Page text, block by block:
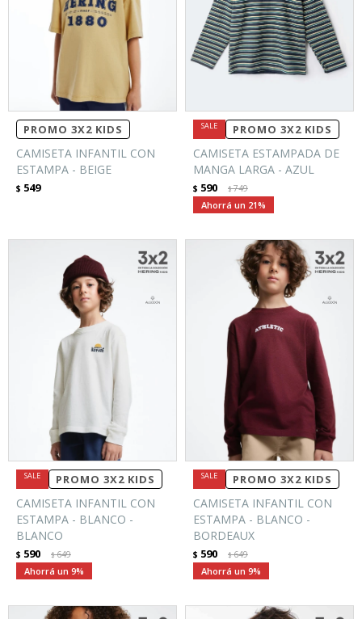
PROMO 3X2 KIDS
CAMISETA INFANTIL CON
ESTAMPA - BEIGE
$ 549
PROMO 3X2 KIDS
CAMISETA ESTAMPADA DE
MANGA LARGA - AZUL
$ 590 $749
21
PROMO 3X2 KIDS
CAMISETA INFANTIL CON
ESTAMPA - BLANCO -
BLANCO
$ 590 $649
9
PROMO 3X2 KIDS
CAMISETA INFANTIL CON
ESTAMPA - BLANCO -
BORDEAUX
$ 590 $649
9